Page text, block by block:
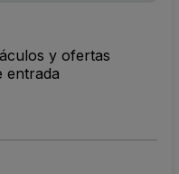
y ofertas
entrada